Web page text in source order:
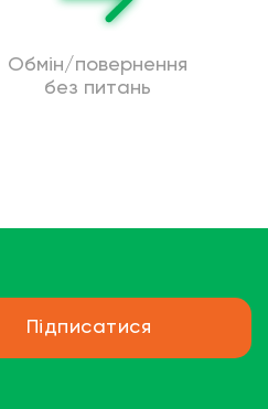
Обмін/повернення
без питань
Підписатися